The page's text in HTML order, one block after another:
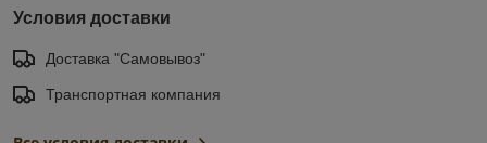
Условия доставки
Доставка "Самовывоз"
Транспортная компания